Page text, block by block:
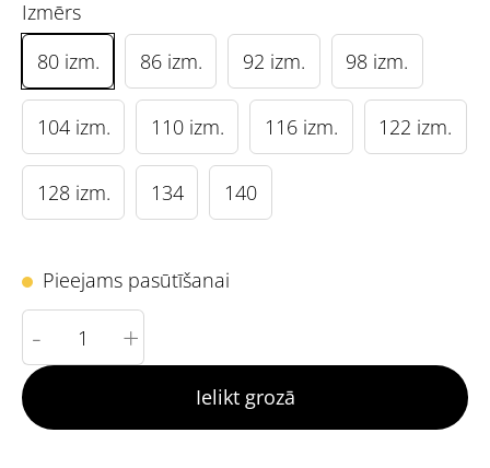
Izmērs
80 izm.
86 izm. 92 izm. 98 izm.
104 izm. 110 izm. 116 izm. 122 izm.
128 izm. 134 140
Pieejams pasūtīšanai
- +
Ielikt grozā